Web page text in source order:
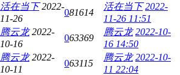
活在当下 2022-
11-26
081614
活在当下 2022-
11-26 11:51
腾云龙 2022-
10-16
063369
腾云龙 2022-10-
16 14:50
腾云龙 2022-
10-11
063115
腾云龙 2022-10-
11 22:04